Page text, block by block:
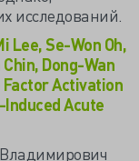
исследований.
Lee, Se-Won Oh,
Dong-Wan
Factor Activation
Acute